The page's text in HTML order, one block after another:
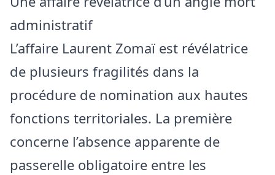
administratif
L’affaire Laurent Zomaï est révélatrice
de plusieurs fragilités dans la
procédure de nomination aux hautes
fonctions territoriales. La première
concerne l’absence apparente de
passerelle obligatoire entre les